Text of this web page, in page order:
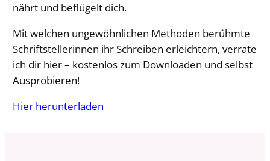
nährt und beflügelt dich.
Mit welchen ungewöhnlichen Methoden berühmte
Schriftstellerinnen ihr Schreiben erleichtern, verrate
ich dir hier – kostenlos zum Downloaden und selbst
Ausprobieren!
Hier herunterladen